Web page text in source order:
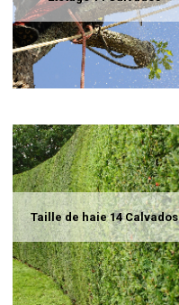
Taille de haie 14 Calvados